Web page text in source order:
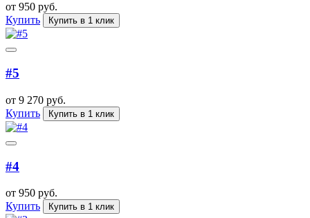
от 950 руб.
Купить
Купить в 1 клик
#5
от 9 270 руб.
Купить
Купить в 1 клик
#4
от 950 руб.
Купить
Купить в 1 клик